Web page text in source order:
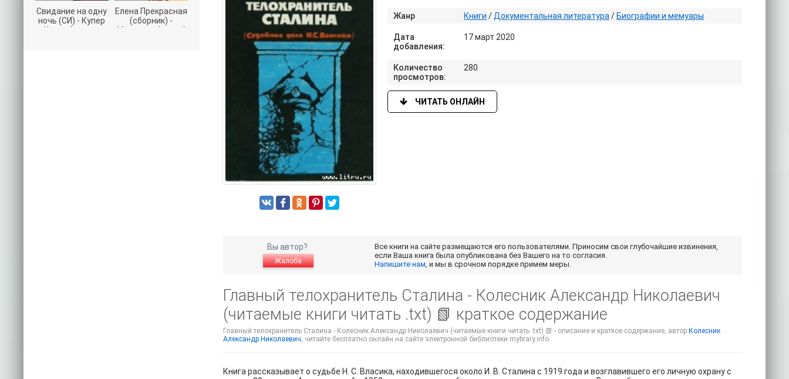
Жанр Книги / Документальная литература / Биографии и мемуары
Дата
добавления:
17 март 2020
Количество
просмотров:
280
ЧИТАТЬ ОНЛАЙН
Вы автор?
Жалоба
Все книги на сайте размещаются его пользователями. Приносим свои глубочайшие извинения,
если Ваша книга была опубликована без Вашего на то согласия.
Напишите нам, и мы в срочном порядке примем меры.
Главный телохранитель Сталина - Колесник Александр Николаевич
(читаемые книги читать .txt) 📗 краткое содержание
Главный телохранитель Сталина - Колесник Александр Николаевич (читаемые книги читать .txt) 📗 - описание и краткое содержание, автор Колесник
Александр Николаевич, читайте бесплатно онлайн на сайте электронной библиотеки mybrary.info
Книга рассказывает о судьбе Н. С. Власика, находившегося около И. В. Сталина с 1919 года и возглавившего его личную охрану с
Свидание на одну
ночь (СИ) - Купер
Хелен (читать
Елена Прекрасная
(сборник) -
Малышев Андрей